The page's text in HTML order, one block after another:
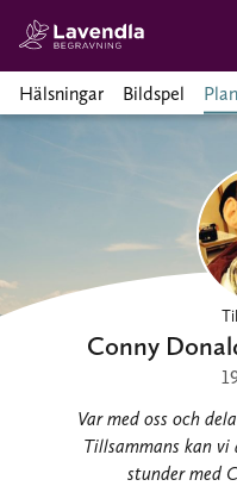
Hälsningar Bildspel
Conny
Var med oss och
Tillsammans kan
stunder med